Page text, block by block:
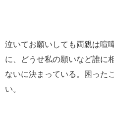
泣いてお願いしても両親は喧
に、どうせ私の願いなど誰に
ないに決まっている。困った
い。